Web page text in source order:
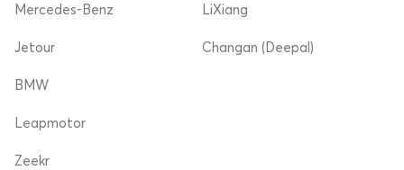
Mercedes-Benz
Jetour
LiXiang
Changan (Deepal)
BMW
Leapmotor
Zeekr